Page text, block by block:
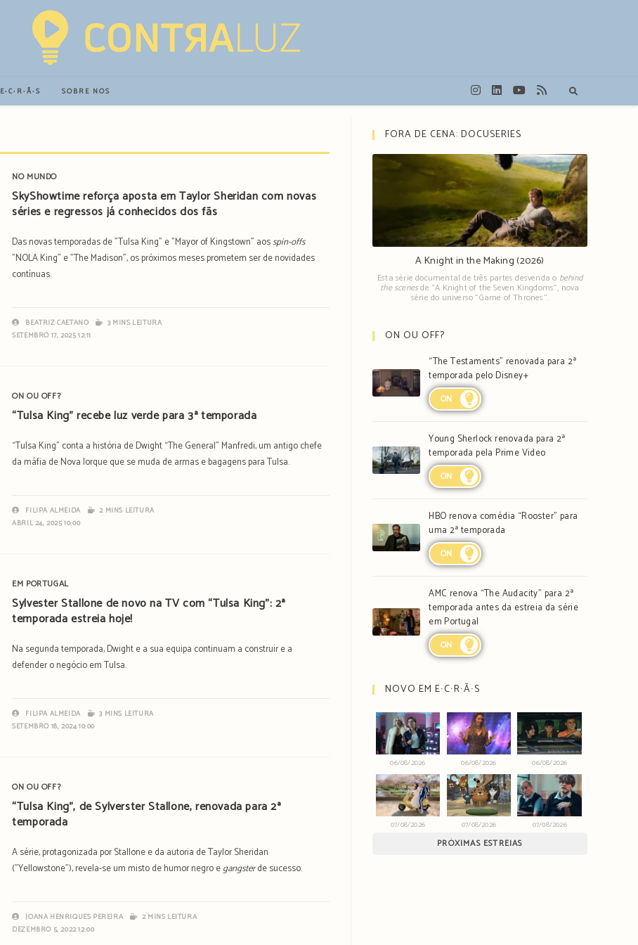
E∙C∙R∙Ã∙S SOBRE NÓS
NO MUNDO
SkyShowtime reforça aposta em Taylor Sheridan com novas
séries e regressos já conhecidos dos fãs
Das novas temporadas de "Tulsa King" e "Mayor of Kingstown" aosspin-offs
"NOLA King" e "The Madison", os próximos meses prometem ser de novidades
contínuas.
BEATRIZ CAETANO
3 MINS LEITURA
SETEMBRO 17, 2025 12:11
ON OU OFF?
“Tulsa King” recebe luz verde para 3ª temporada
“Tulsa King” conta a história de Dwight “The General” Manfredi, um antigo chefe
da máfia de Nova Iorque que se muda de armas e bagagens para Tulsa.
FILIPA ALMEIDA
2 MINS LEITURA
ABRIL 24, 2025 10:00
EM PORTUGAL
Sylvester Stallone de novo na TV com “Tulsa King”: 2ª
temporada estreia hoje!
Na segunda temporada, Dwight e a sua equipa continuam a construir e a
defender o negócio em Tulsa.
FILIPA ALMEIDA
3 MINS LEITURA
SETEMBRO 18, 2024 10:00
ON OU OFF?
“Tulsa King”, de Sylverster Stallone, renovada para 2ª
temporada
A série, protagonizada por Stallone e da autoria de Taylor Sheridan
("Yellowstone"), revela-se um misto de humor negro egangsterde sucesso.
JOANA HENRIQUES PEREIRA
2 MINS LEITURA
DEZEMBRO 5, 2022 12:00
FORA DE CENA: DOCUSERIES
A Knight in the Making (2026)
Esta série documental de três partes desvenda o behind
the scenesde "A Knight of the Seven Kingdoms", nova
série do universo "Game of Thrones".
ON OU OFF?
“The Testaments” renovada para 2ª
temporada pelo Disney+
ON
Young Sherlock renovada para 2ª
temporada pela Prime Video
ON
HBO renova comédia “Rooster” para
uma 2ª temporada
ON
AMC renova “The Audacity” para 2ª
temporada antes da estreia da série
em Portugal
ON
NOVO EM E∙C∙R∙Ã∙S
06/08/2026 06/08/2026 06/08/2026
07/08/2026 07/08/2026 07/08/2026
PRÓXIMAS ESTREIAS